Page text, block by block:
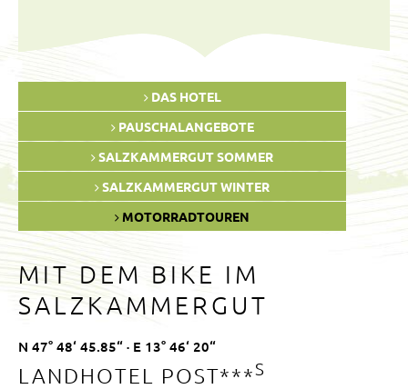
DAS HOTEL
PAUSCHALANGEBOTE
SALZKAMMERGUT SOMMER
SALZKAMMERGUT WINTER
MOTORRADTOUREN
MIT DEM BIKE IM
SALZKAMMERGUT
N 47° 48‘ 45.85“ · E 13° 46‘ 20“
LANDHOTEL POST***S